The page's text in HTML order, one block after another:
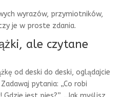
wyrazów, przymiotników,
je w proste zdania.
ale czytane
od deski do deski, oglądajcie
pytania: „Co robi